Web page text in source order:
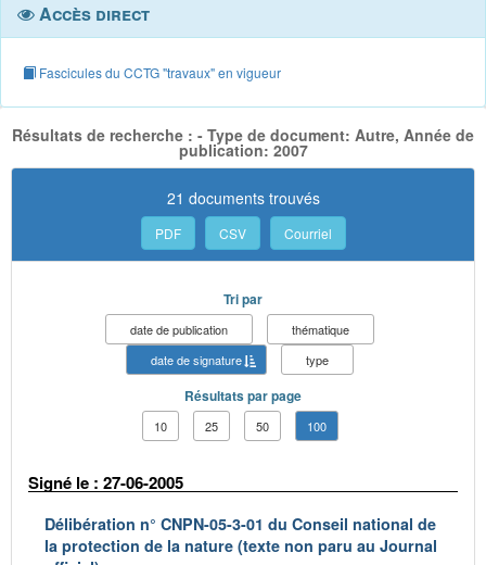
Accès direct
Fascicules du CCTG "travaux" en vigueur
Résultats de recherche : - Type de document: Autre, Année de
publication: 2007
21 documents trouvés
PDF CSV Courriel
Tri par
date de publication
thématique
date de signature
type
Résultats par page
10 25 50 100
Signé le : 27-06-2005
Délibération n° CNPN-05-3-01 du Conseil national de
la protection de la nature (texte non paru au Journal